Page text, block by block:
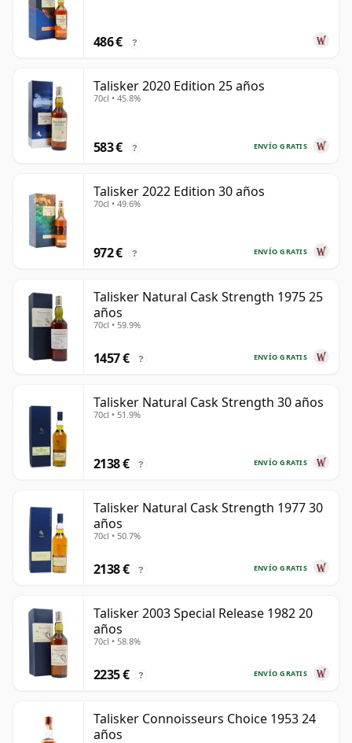
486 € ?
Talisker 2020 Edition 25 años
70cl • 45.8%
ENVÍO GRATIS
583 € ?
Talisker 2022 Edition 30 años
70cl • 49.6%
ENVÍO GRATIS
972 € ?
Talisker Natural Cask Strength 1975 25
años
70cl • 59.9%
ENVÍO GRATIS
1457 € ?
Talisker Natural Cask Strength 30 años
70cl • 51.9%
ENVÍO GRATIS
2138 € ?
Talisker Natural Cask Strength 1977 30
años
70cl • 50.7%
ENVÍO GRATIS
2138 € ?
Talisker 2003 Special Release 1982 20
años
70cl • 58.8%
ENVÍO GRATIS
2235 € ?
Talisker Connoisseurs Choice 1953 24
años